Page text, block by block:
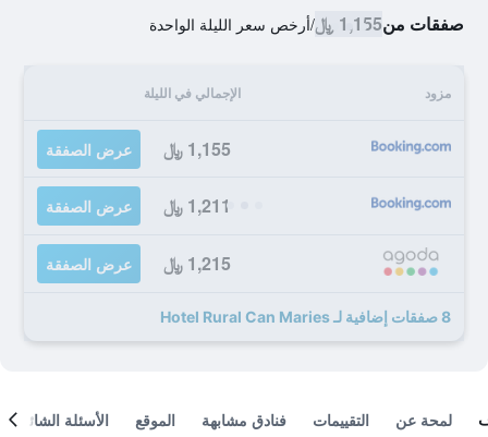
صفقات من1,155 ﷼ /أرخص سعر الليلة الواحدة
مزود الإجمالي في الليلة
1,155 ﷼ عرض الصفقة
1,211 ﷼ عرض الصفقة
1,215 ﷼ عرض الصفقة
8 صفقات إضافية لـ Hotel Rural Can Maries
لمحة عن التقييمات فنادق مشابهة الموقع الأسئلة الشائعة